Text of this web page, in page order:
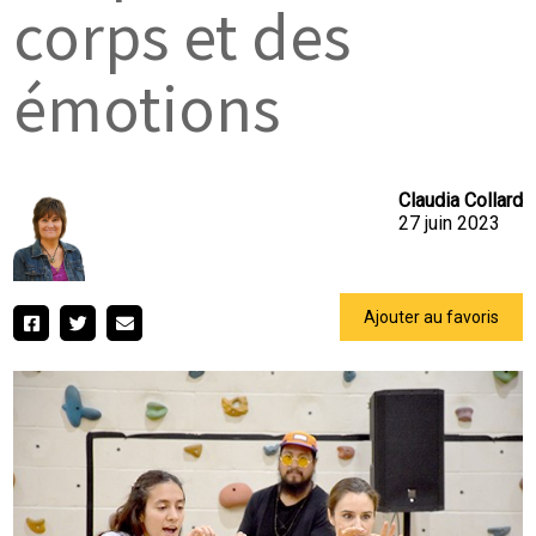
corps et des
émotions
Claudia Collard
27 juin 2023
Ajouter au favoris